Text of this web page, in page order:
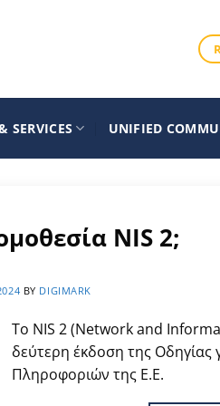
SERVICES UNIFIED
NIS 2;
BY DIGIMARK
Το NIS 2 (Network and
δεύτερη έκδοση της Οδηγίας
Πληροφοριών της Ε.Ε.